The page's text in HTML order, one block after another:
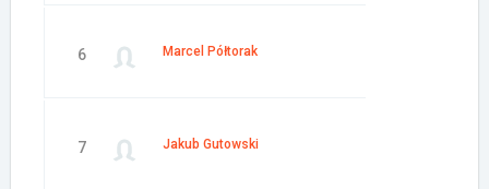
6 Marcel Półtorak
7 Jakub Gutowski